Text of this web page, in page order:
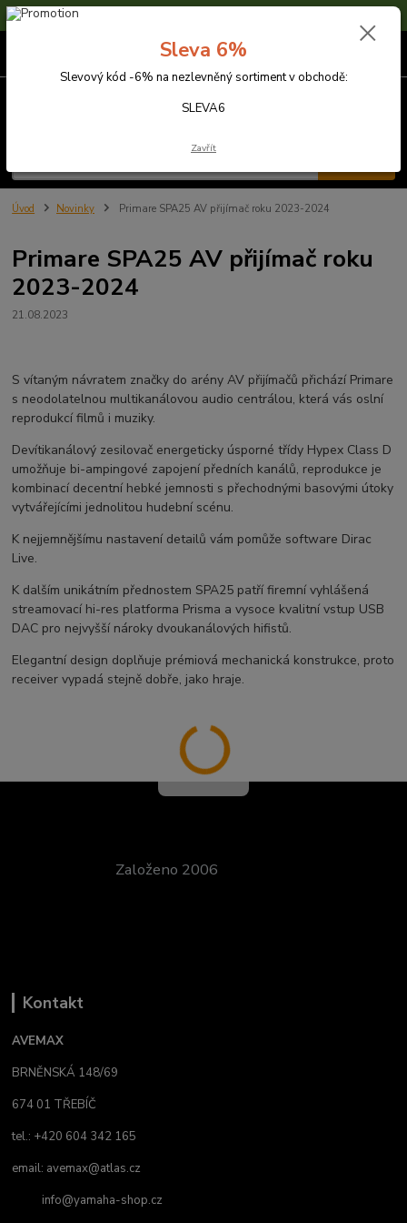
Sleva 6% na nezlevněné zboží s kódem SLEVA6
Úvod Novinky Primare SPA25 AV přijímač roku 2023-2024
Primare SPA25 AV přijímač roku
2023-2024
21.08.2023
S vítaným návratem značky do arény AV přijímačů přichází Primare
s neodolatelnou multikanálovou audio centrálou, která vás oslní
reprodukcí filmů i muziky.
Devítikanálový zesilovač energeticky úsporné třídy Hypex Class D
umožňuje bi-ampingové zapojení předních kanálů, reprodukce je
kombinací decentní hebké jemnosti s přechodnými basovými útoky
vytvářejícími jednolitou hudební scénu.
K nejjemnějšímu nastavení detailů vám pomůže software Dirac
Live.
K dalším unikátním přednostem SPA25 patří firemní vyhlášená
streamovací hi-res platforma Prisma a vysoce kvalitní vstup USB
DAC pro nejvyšší nároky dvoukanálových hifistů.
Elegantní design doplňuje prémiová mechanická konstrukce, proto
receiver vypadá stejně dobře, jako hraje.
Založeno 2006
Kontakt
AVEMAX
BRNĚNSKÁ 148/69
674 01 TŘEBÍČ
tel.: +420 604 342 165
email: avemax@atlas.cz
info@yamaha-shop.cz
Sleva 6%
Slevový kód -6% na nezlevněný sortiment v obchodě:
SLEVA6
Zavřít